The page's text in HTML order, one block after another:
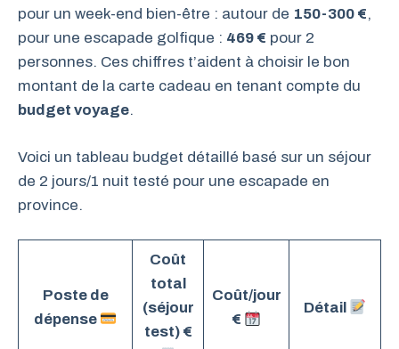
pour un week-end bien-être : autour de 150-300 €,
pour une escapade golfique : 469 € pour 2
personnes. Ces chiffres t’aident à choisir le bon
montant de la carte cadeau en tenant compte du
budget voyage.
Voici un tableau budget détaillé basé sur un séjour
de 2 jours/1 nuit testé pour une escapade en
province.
Poste de
dépense
Coût
total
(séjour
test) €
Coût/jour
€
Détail